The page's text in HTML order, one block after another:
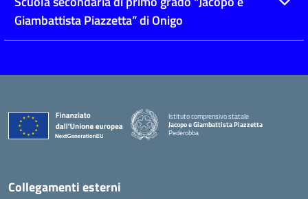
Giambattista Piazzetta” di Onigo
Istituto comprensivo statale
Jacopo e Giambattista Piazzetta
Pederobba
Collegamenti esterni